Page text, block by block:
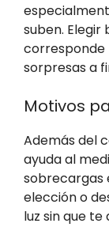
suben.
sorpresas a
Motivos
Además del
ayuda al
sobrecargas
elección o
luz sin que te